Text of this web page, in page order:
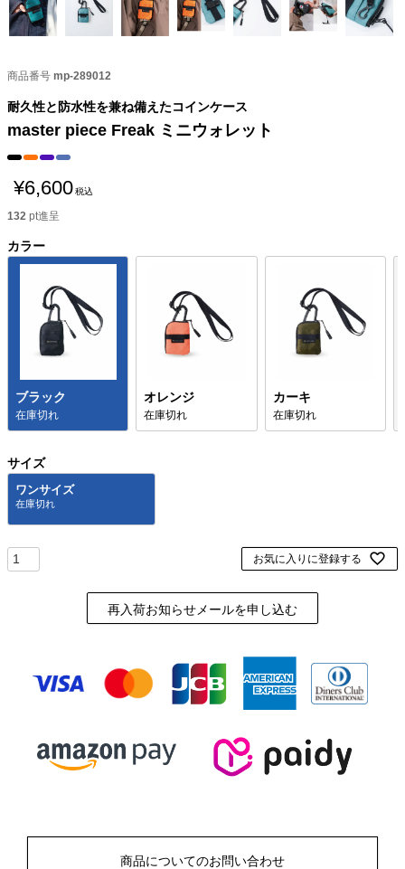
商品番号 mp-289012
耐久性と防水性を兼ね備えたコインケース
master piece Freak ミニウォレット
¥6,600税込
132 pt進呈
カラー
ブラック
在庫切れ
オレンジ
在庫切れ
カーキ
在庫切れ
サイズ
ワンサイズ
お気に入りに登録する
再入荷お知らせメールを申し込む
商品についてのお問い合わせ